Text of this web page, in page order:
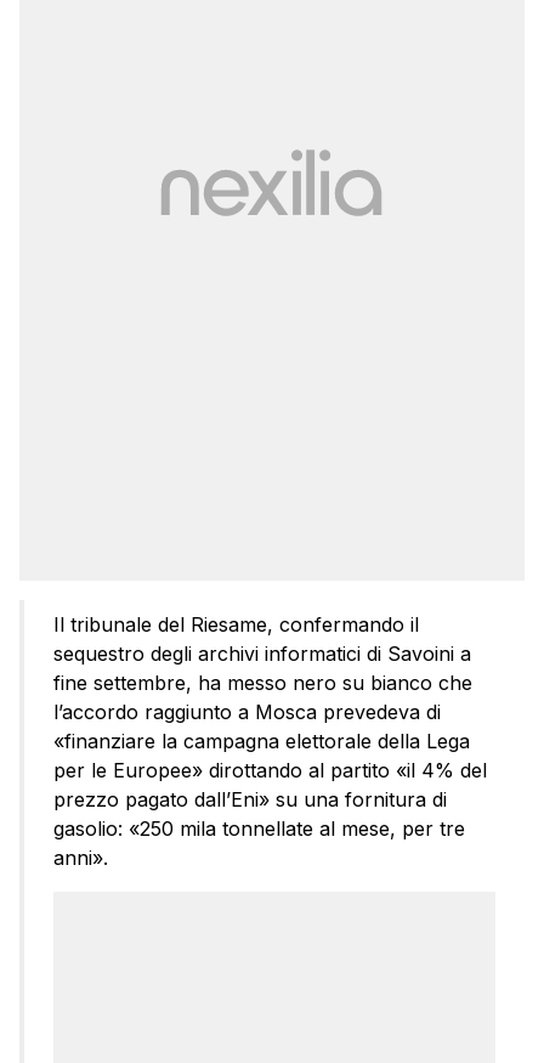
Il tribunale del Riesame, confermando il
sequestro degli archivi informatici di Savoini a
fine settembre, ha messo nero su bianco che
l’accordo raggiunto a Mosca prevedeva di
«finanziare la campagna elettorale della Lega
per le Europee» dirottando al partito «il 4% del
prezzo pagato dall’Eni» su una fornitura di
gasolio: «250 mila tonnellate al mese, per tre
anni».